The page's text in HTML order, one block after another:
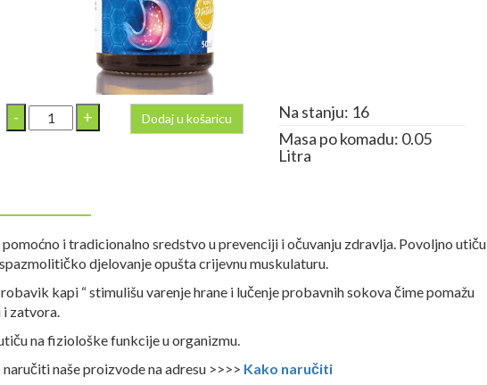
Dodaj u košaricu
Na stanju: 16
Masa po komadu: 0.05
Litra
i tradicionalno sredstvo u prevenciji i očuvanju zdravlja. Povoljno utiču
djelovanje opušta crijevnu muskulaturu.
kapi “ stimulišu varenje hrane i lučenje probavnih sokova čime pomažu
zatvora.
na fiziološke funkcije u organizmu.
naše proizvode na adresu >>>> Kako naručiti